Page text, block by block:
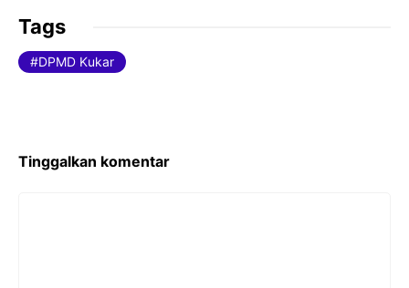
c
e
b
k
er l
Tags
DPMD Kukar
Tinggalkan komentar